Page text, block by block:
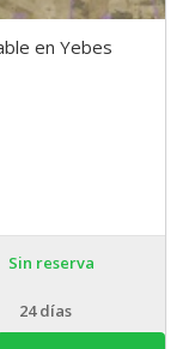
en Yebes
Sin reserva
24 días